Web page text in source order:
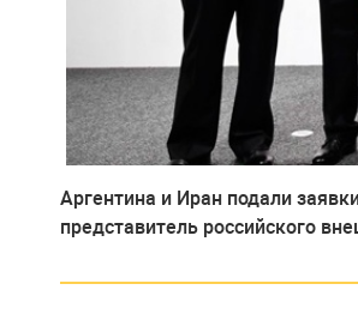
Аргентина и Иран подали
представитель российского